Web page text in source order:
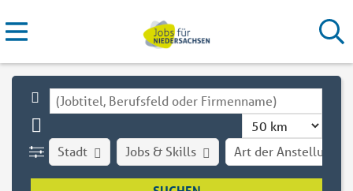
Stadt Art der Anstellung
Jobs & Skills